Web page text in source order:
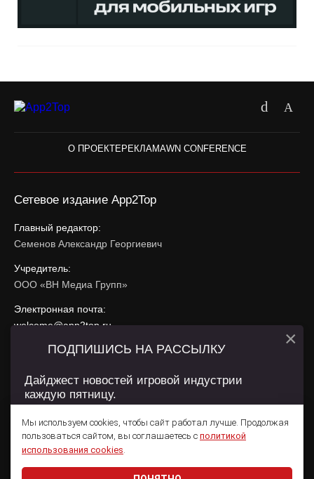
О ПРОЕКТЕРЕКЛАМАWN CONFERENCE
Сетевое издание App2Top
Главный редактор:
Семенов Александр Георгиевич
Учредитель:
ООО «ВН Медиа Групп»
Электронная почта:
welcome@app2top.ru
При использовании материалов активная ссылка на
Сайт использует IP адреса, cookie, данные геолокации
использования содержатся вПолитике конфиденциальностии
Пользовательском соглашении .
Мы используем cookies, чтобы сайт работал лучше. Продолжая
пользоваться сайтом, вы соглашаетесь с политикой
использования cookies.
ПОДПИШИСЬ НА РАССЫЛКУ
Дайджест новостей игровой индустрии
каждую пятницу.
×